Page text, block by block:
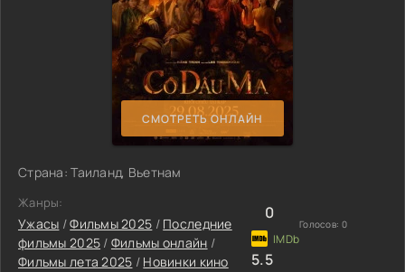
СМОТРЕТЬ ОНЛАЙН
Страна: Таиланд, Вьетнам
Жанры:
Ужасы /Фильмы 2025 / Последние
фильмы 2025 / Фильмы онлайн /
Фильмы лета 2025 / Новинки кино
0
Голосов: 0
5.5